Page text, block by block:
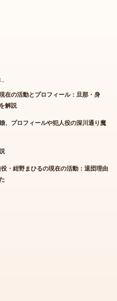
在の活動とプロフィール：旦那・身
解説
、プロフィールや犯人役の深川通り魔
・紺野まひるの現在の活動：退団理由